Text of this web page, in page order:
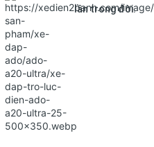
lần trong đời.